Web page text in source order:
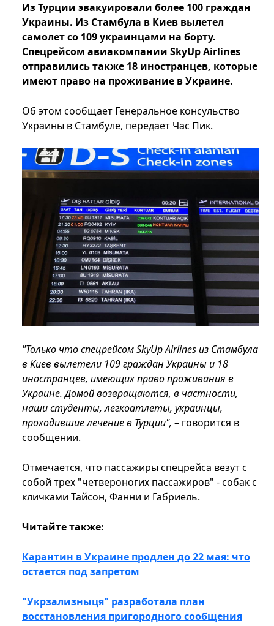
Из Турции эвакуировали более 100 граждан
Украины. Из Стамбула в Киев вылетел
самолет со 109 украинцами на борту.
Спецрейсом авиакомпании SkyUp Airlines
отправились также 18 иностранцев, которые
имеют право на проживание в Украине.
Об этом сообщает Генеральное консульство
Украины в Стамбуле, передает Час Пик.
"Только что спецрейсом SkyUp Airlines из Стамбула
в Киев вылетели 109 граждан Украины и 18
иностранцев, имеющих право проживания в
Украине. Домой возвращаются, в частности,
наши студенты, легкоатлеты, украинцы,
проходившие лечение в Турции", – говорится в
сообщении.
Отмечается, что пассажиры спецрейса везут с
собой трех "четвероногих пассажиров" - собак с
кличками Тайсон, Фанни и Габриель.
Читайте также:
Карантин в Украине продлен до 22 мая: что
остается под запретом
"Укрзализныця" разработала план
восстановления пригородного сообщения